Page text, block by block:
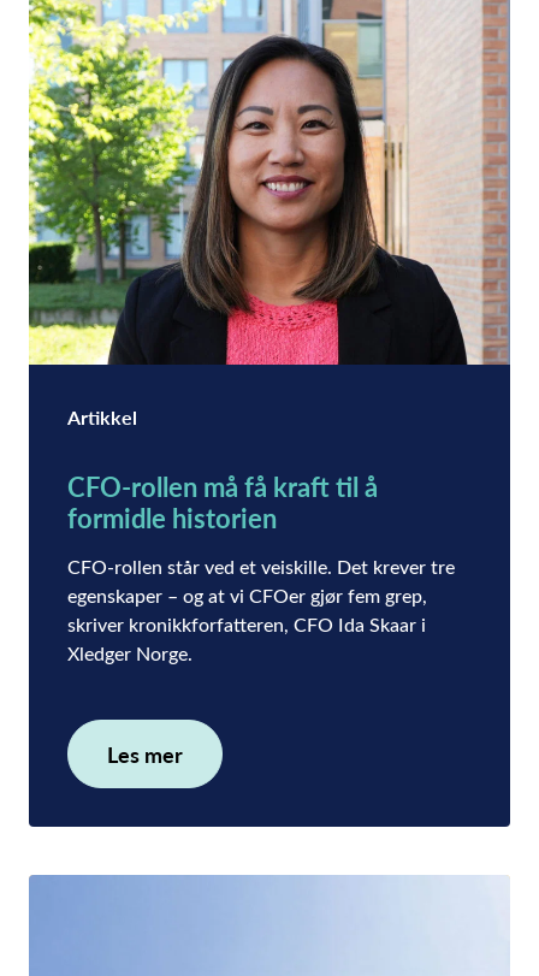
Artikkel
CFO-rollen må få kraft til å
formidle historien
CFO-rollen står ved et veiskille. Det krever tre
egenskaper – og at vi CFOer gjør fem grep,
skriver kronikkforfatteren, CFO Ida Skaar i
Xledger Norge.
Les mer